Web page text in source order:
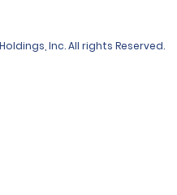
Inc. All rights Reserved.